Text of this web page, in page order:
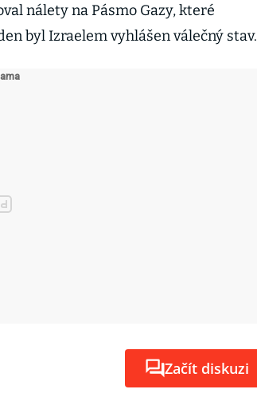
nálety na Pásmo Gazy, které
byl Izraelem vyhlášen válečný stav.
Začít diskuzi